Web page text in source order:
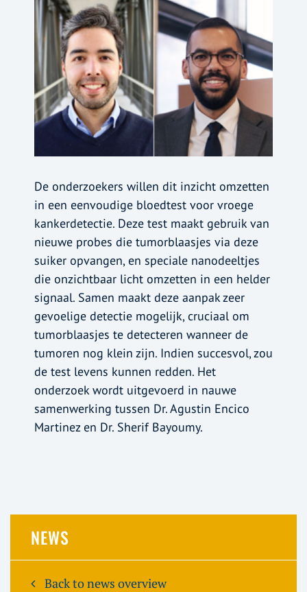
De onderzoekers willen dit inzicht omzetten
in een eenvoudige bloedtest voor vroege
kankerdetectie. Deze test maakt gebruik van
nieuwe probes die tumorblaasjes via deze
suiker opvangen, en speciale nanodeeltjes
die onzichtbaar licht omzetten in een helder
signaal. Samen maakt deze aanpak zeer
gevoelige detectie mogelijk, cruciaal om
tumorblaasjes te detecteren wanneer de
tumoren nog klein zijn. Indien succesvol, zou
de test levens kunnen redden. Het
onderzoek wordt uitgevoerd in nauwe
samenwerking tussen Dr. Agustin Encico
Martinez en Dr. Sherif Bayoumy.
NEWS
Back to news overview